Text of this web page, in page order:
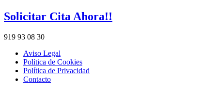
Solicitar Cita Ahora!!
919 93 08 30
Aviso Legal
Política de Cookies
Política de Privacidad
Contacto